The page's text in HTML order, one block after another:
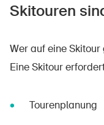
Skitouren
Wer auf eine
Eine Skitour
Tourenplanung